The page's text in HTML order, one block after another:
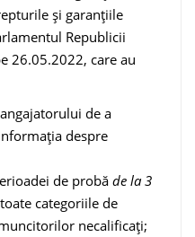
și garanțiile
Republicii
26.05.2022, care au
de a
despre
de probă de la 3
categoriile de
necalificați;